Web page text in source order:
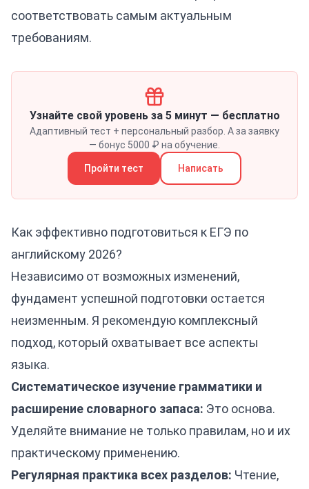
соответствовать самым актуальным
требованиям.
Узнайте свой уровень за 5 минут — бесплатно
Адаптивный тест + персональный разбор. А за заявку
— бонус 5000 ₽ на обучение.
Пройти тест Написать
Как эффективно подготовиться к ЕГЭ по
английскому 2026?
Независимо от возможных изменений,
фундамент успешной подготовки остается
неизменным. Я рекомендую комплексный
подход, который охватывает все аспекты
языка.
Систематическое изучение грамматики и
расширение словарного запаса: Это основа.
Уделяйте внимание не только правилам, но и их
практическому применению.
Регулярная практика всех разделов: Чтение,